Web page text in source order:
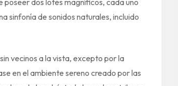
poseer dos lotes magníficos, cada uno
sinfonía de sonidos naturales, incluido
vecinos a la vista, excepto por la
en el ambiente sereno creado por las